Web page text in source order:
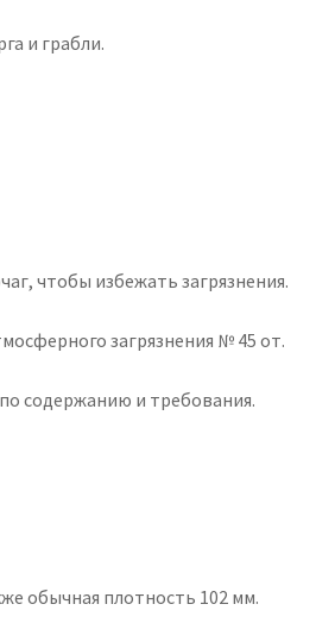
и грабли.
чтобы избежать загрязнения.
загрязнения № 45 от.
содержанию и требования.
обычная плотность 102 мм.